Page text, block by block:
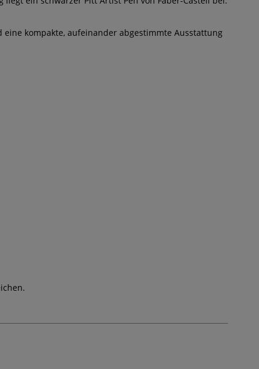
kompakte, aufeinander abgestimmte Ausstattung